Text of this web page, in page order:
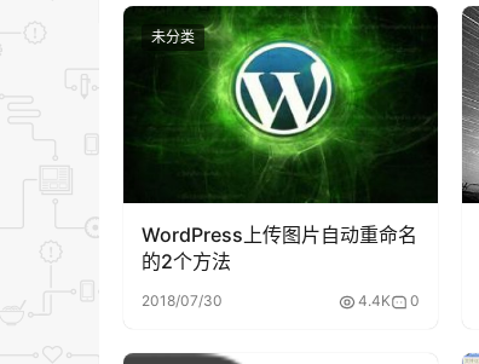
未分类
WordPress上传图片自动重命名
的2个方法
2018/07/30 4.4K 0